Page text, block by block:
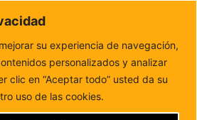
su experiencia de navegación,
personalizados y analizar
clic en “Aceptar todo” usted da su
uso de las cookies.
FM
de forma cercana
130 kilos de cocaína en un
de Brasil en...
130